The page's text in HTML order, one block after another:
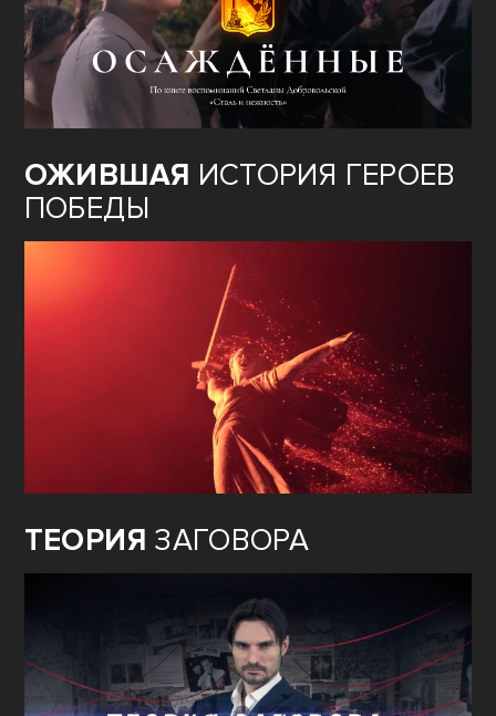
ОЖИВШАЯ ИСТОРИЯ ГЕРОЕВ
ПОБЕДЫ
ТЕОРИЯ ЗАГОВОРА